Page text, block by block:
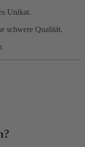
Unikat.
schwere Qualität.